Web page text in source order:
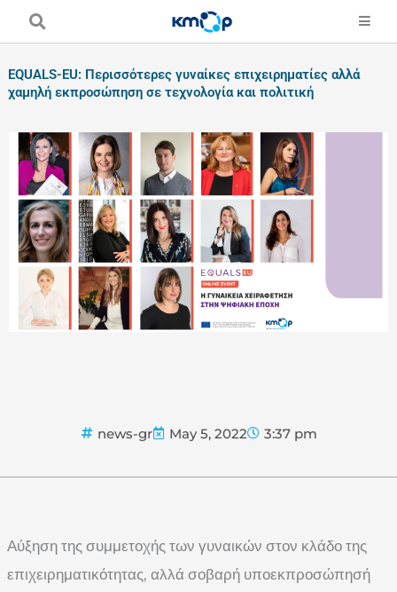
EQUALS-EU: Περισσότερες γυναίκες επιχειρηματίες αλλά
χαμηλή εκπροσώπηση σε τεχνολογία και πολιτική
news-gr May 5, 2022 3:37 pm
Αύξηση της συμμετοχής των γυναικών στον κλάδο της
επιχειρηματικότητας, αλλά σοβαρή υποεκπροσώπησή